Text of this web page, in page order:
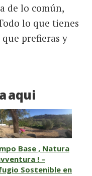
de lo común,
lo que tienes
prefieras y
aqui
Base , Natura
! –
Sostenible en